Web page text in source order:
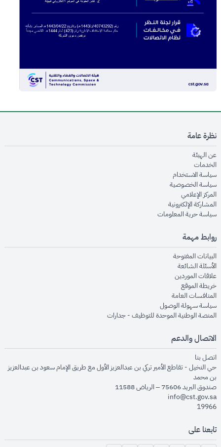
نظرة عامة
عن الهيئةopens in new window
الخدماتopens in new window
سياسة الاستخدام
سياسة الخصوصيةopens in new window
المركز الإعلاميopens in new window
المشاركة الإلكترونيةopens in new window
سياسة حرية المعلوماتopens in new window
روابط مهمة
البيانات المفتوحةopens in new window
الأسئلة الشائعةopens in new window
علاقات الموردينopens in new window
خريطة الموقعopens in new window
المنافسات العامةopens in new window
سياسة سهولة الوصولopens in new window
المنصة الوطنية الموحدة للتوظيف - جداراتopens in new window
الاتصال والدعم
اتصل بنا
حي النخيل - تقاطع الأمير تركي بن عبدالعزيز الأول مع طريق الإمام سعود بن عبدالعزيز
بن محمد
صندوق البريد 75606 – الرياض 11588
info@cst.gov.sa
19966
تابعنا على